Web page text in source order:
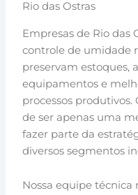
Rio das Ostras
Empresas de Rio das
controle de umidade
preservam estoques,
equipamentos e
processos
de ser apenas uma
fazer parte da
diversos segmentos
Nossa equipe